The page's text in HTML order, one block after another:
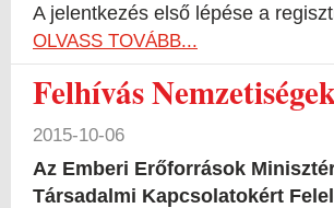
A jelentkezés első lépése a
OLVASS TOVÁBB...
Felhívás
2015-10-06
Az Emberi Erőforrások
Társadalmi Kapcsolatokért